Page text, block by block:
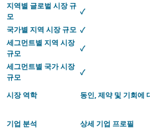
지역별 글로벌 시장 규
모
✓
국가별 지역 시장 규모 ✓
세그먼트별 지역 시장
규모
✓
세그먼트별 국가 시장
규모
✓
시장 역학 동인, 제약 및 기회에
기업 분석 상세 기업 프로필